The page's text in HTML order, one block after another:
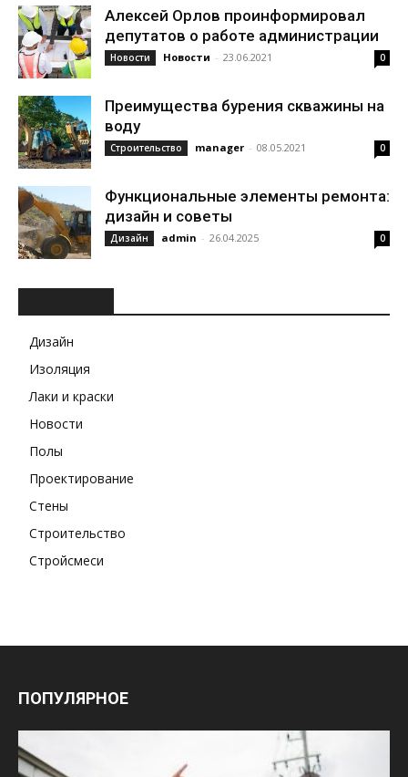
Алексей Орлов проинформировал
депутатов о работе администрации
Новости Новости - 23.06.2021 0
Преимущества бурения скважины на
воду
Строительство manager - 08.05.2021 0
Функциональные элементы ремонта:
дизайн и советы
Дизайн admin - 26.04.2025 0
Дизайн
Изоляция
Лаки и краски
Новости
Полы
Проектирование
Стены
Строительство
Стройсмеси
ПОПУЛЯРНОЕ